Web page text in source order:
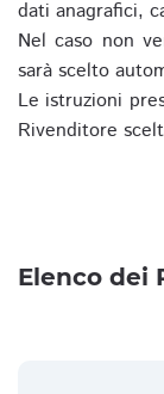
dati anagrafici,
Nel caso non
sarà scelto
Le istruzioni
Rivenditore
Elenco dei